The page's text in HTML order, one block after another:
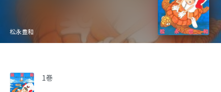
松永豊和
1巻